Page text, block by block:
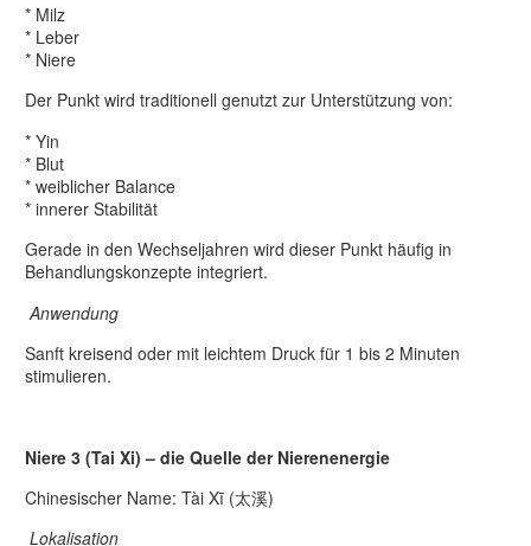
* Milz
* Leber
* Niere
Der Punkt wird traditionell genutzt zur Unterstützung von:
* Yin
* Blut
* weiblicher Balance
* innerer Stabilität
Gerade in den Wechseljahren wird dieser Punkt häufig in
Behandlungskonzepte integriert.
Anwendung
Sanft kreisend oder mit leichtem Druck für 1 bis 2 Minuten
stimulieren.
Niere 3 (Tai Xi) – die Quelle der Nierenenergie
Chinesischer Name: Tài Xī (太溪)
Lokalisation